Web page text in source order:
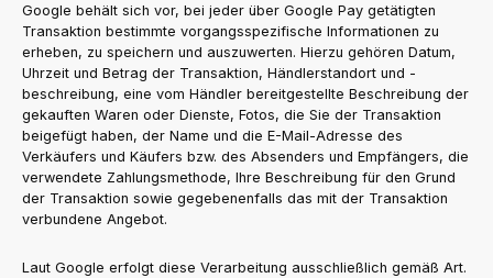
Google behält sich vor, bei jeder über Google Pay getätigten
Transaktion bestimmte vorgangsspezifische Informationen zu
erheben, zu speichern und auszuwerten. Hierzu gehören Datum,
Uhrzeit und Betrag der Transaktion, Händlerstandort und -
beschreibung, eine vom Händler bereitgestellte Beschreibung der
gekauften Waren oder Dienste, Fotos, die Sie der Transaktion
beigefügt haben, der Name und die E-Mail-Adresse des
Verkäufers und Käufers bzw. des Absenders und Empfängers, die
verwendete Zahlungsmethode, Ihre Beschreibung für den Grund
der Transaktion sowie gegebenenfalls das mit der Transaktion
verbundene Angebot.
Laut Google erfolgt diese Verarbeitung ausschließlich gemäß Art.